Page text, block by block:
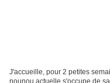
J'accueille, pour 2 petites
nounou actuelle s'occupe de